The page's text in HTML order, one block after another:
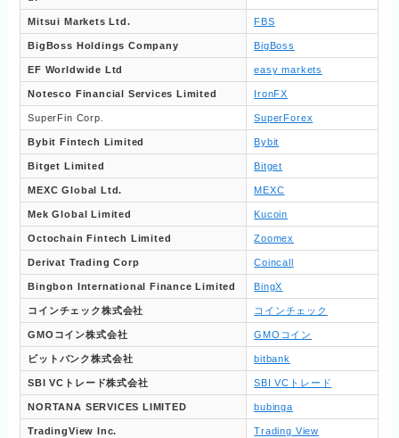
Mitsui Markets Ltd. FBS
BigBoss Holdings Company BigBoss
EF Worldwide Ltd easy markets
Notesco Financial Services Limited IronFX
SuperFin Corp. SuperForex
Bybit Fintech Limited Bybit
Bitget Limited Bitget
MEXC Global Ltd. MEXC
Mek Global Limited Kucoin
Octochain Fintech Limited Zoomex
Derivat Trading Corp Coincall
Bingbon International Finance Limited BingX
コインチェック株式会社 コインチェック
GMOコイン株式会社 GMOコイン
ビットバンク株式会社 bitbank
SBI VCトレード株式会社 SBI VCトレード
NORTANA SERVICES LIMITED bubinga
TradingView Inc. Trading View